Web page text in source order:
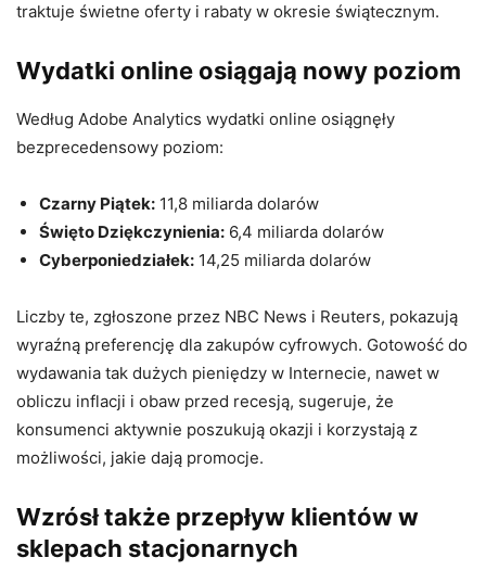
traktuje świetne oferty i rabaty w okresie świątecznym.
Wydatki online osiągają nowy poziom
Według Adobe Analytics wydatki online osiągnęły
bezprecedensowy poziom:
Czarny Piątek: 11,8 miliarda dolarów
Święto Dziękczynienia: 6,4 miliarda dolarów
Cyberponiedziałek: 14,25 miliarda dolarów
Liczby te, zgłoszone przez NBC News i Reuters, pokazują
wyraźną preferencję dla zakupów cyfrowych. Gotowość do
wydawania tak dużych pieniędzy w Internecie, nawet w
obliczu inflacji i obaw przed recesją, sugeruje, że
konsumenci aktywnie poszukują okazji i korzystają z
możliwości, jakie dają promocje.
Wzrósł także przepływ klientów w
sklepach stacjonarnych